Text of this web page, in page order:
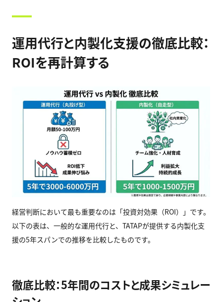
運用代行と内製化支援の徹底比較：
ROIを再計算する
経営判断において最も重要なのは「投資対効果（ROI）」です。
以下の表は、一般的な運用代行と、TATAPが提供する内製化支
援の5年スパンでの推移を比較したものです。
徹底比較：5年間のコストと成果シミュレー